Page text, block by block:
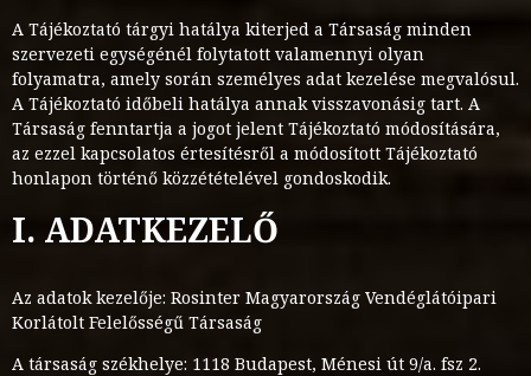
A Tájékoztató tárgyi hatálya kiterjed a Társaság minden
szervezeti egységénél folytatott valamennyi olyan
folyamatra, amely során személyes adat kezelése megvalósul.
A Tájékoztató időbeli hatálya annak visszavonásig tart. A
Társaság fenntartja a jogot jelent Tájékoztató módosítására,
az ezzel kapcsolatos értesítésről a módosított Tájékoztató
honlapon történő közzétételével gondoskodik.
I. ADATKEZELŐ
Az adatok kezelője: Rosinter Magyarország Vendéglátóipari
Korlátolt Felelősségű Társaság
A társaság székhelye: 1118 Budapest, Ménesi út 9/a. fsz 2.